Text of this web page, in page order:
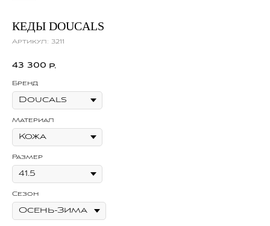
КЕДЫ DOUCALS
Артикул: 3211
43 300 р.
Бренд
Материал
Размер
Сезон